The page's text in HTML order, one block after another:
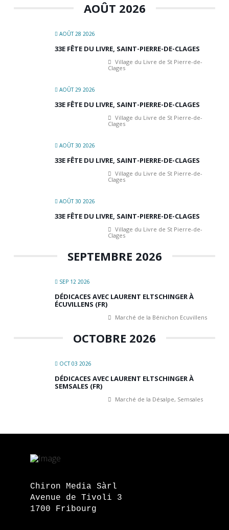
AOÛT 2026
AOÛT 28 2026
33E FÊTE DU LIVRE, SAINT-PIERRE-DE-CLAGES
Village du Livre de St Pierre-de-
Clages
AOÛT 29 2026
33E FÊTE DU LIVRE, SAINT-PIERRE-DE-CLAGES
Village du Livre de St Pierre-de-
Clages
AOÛT 30 2026
33E FÊTE DU LIVRE, SAINT-PIERRE-DE-CLAGES
Village du Livre de St Pierre-de-
Clages
AOÛT 30 2026
33E FÊTE DU LIVRE, SAINT-PIERRE-DE-CLAGES
Village du Livre de St Pierre-de-
Clages
SEPTEMBRE 2026
SEP 12 2026
DÉDICACES AVEC LAURENT ELTSCHINGER À
ÉCUVILLENS (FR)
Marché de la Bénichon Ecuvillens
OCTOBRE 2026
OCT 03 2026
DÉDICACES AVEC LAURENT ELTSCHINGER À
SEMSALES (FR)
Marché de la Désalpe, Semsales
Chiron Media Sàrl
Avenue de Tivoli 3
1700 Fribourg